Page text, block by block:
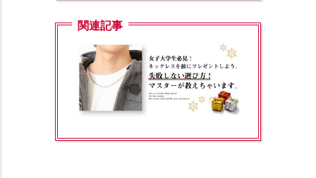
関連記事